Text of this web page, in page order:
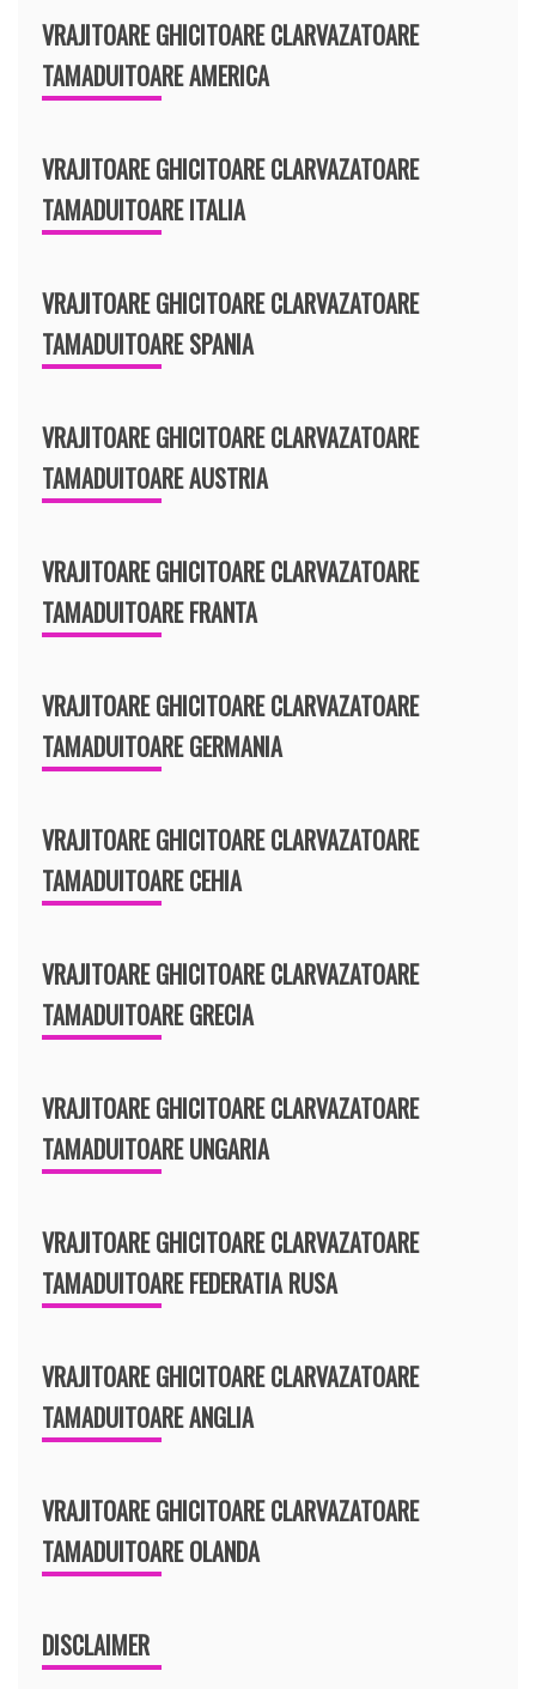
VRAJITOARE GHICITOARE CLARVAZATOARE
TAMADUITOARE AMERICA
VRAJITOARE GHICITOARE CLARVAZATOARE
TAMADUITOARE ITALIA
VRAJITOARE GHICITOARE CLARVAZATOARE
TAMADUITOARE SPANIA
VRAJITOARE GHICITOARE CLARVAZATOARE
TAMADUITOARE AUSTRIA
VRAJITOARE GHICITOARE CLARVAZATOARE
TAMADUITOARE FRANTA
VRAJITOARE GHICITOARE CLARVAZATOARE
TAMADUITOARE GERMANIA
VRAJITOARE GHICITOARE CLARVAZATOARE
TAMADUITOARE CEHIA
VRAJITOARE GHICITOARE CLARVAZATOARE
TAMADUITOARE GRECIA
VRAJITOARE GHICITOARE CLARVAZATOARE
TAMADUITOARE UNGARIA
VRAJITOARE GHICITOARE CLARVAZATOARE
TAMADUITOARE FEDERATIA RUSA
VRAJITOARE GHICITOARE CLARVAZATOARE
TAMADUITOARE ANGLIA
VRAJITOARE GHICITOARE CLARVAZATOARE
TAMADUITOARE OLANDA
DISCLAIMER